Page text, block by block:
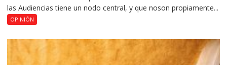
las Audiencias tiene un nodo central, y que noson propiamente...
OPINIÓN